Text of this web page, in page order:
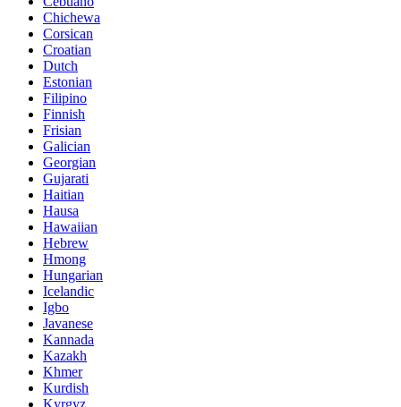
Chichewa
Corsican
Croatian
Dutch
Estonian
Filipino
Finnish
Frisian
Galician
Georgian
Gujarati
Haitian
Hausa
Hawaiian
Hebrew
Hmong
Hungarian
Icelandic
Igbo
Javanese
Kannada
Kazakh
Khmer
Kurdish